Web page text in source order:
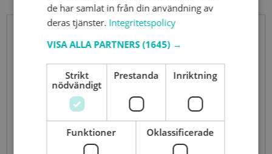
de har samlat in från din användning av
deras tjänster. Integritetspolicy
VISA ALLA PARTNERS(1645) →
Strikt
nödvändigt
Prestanda Inriktning
Funktioner Oklassificerade